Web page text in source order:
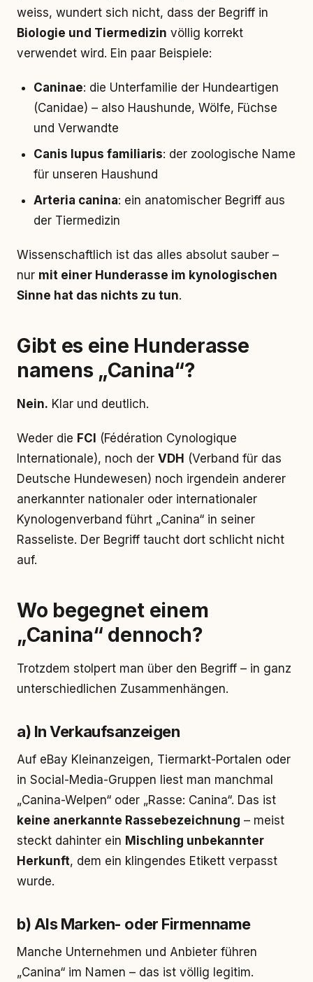
weiss, wundert sich nicht, dass der Begriff in
Biologie und Tiermedizin völlig korrekt
verwendet wird. Ein paar Beispiele:
Caninae: die Unterfamilie der Hundeartigen
(Canidae) – also Haushunde, Wölfe, Füchse
und Verwandte
Canis lupus familiaris: der zoologische Name
für unseren Haushund
Arteria canina: ein anatomischer Begriff aus
der Tiermedizin
Wissenschaftlich ist das alles absolut sauber –
nur mit einer Hunderasse im kynologischen
Sinne hat das nichts zu tun.
Gibt es eine Hunderasse
namens „Canina“?
Nein. Klar und deutlich.
Weder die FCI
(Fédération Cynologique
Internationale), noch der VDH (Verband für das
Deutsche Hundewesen) noch irgendein anderer
anerkannter nationaler oder internationaler
Kynologenverband führt „Canina“ in seiner
Rasseliste. Der Begriff taucht dort schlicht nicht
auf.
Wo begegnet einem
„Canina“ dennoch?
Trotzdem stolpert man über den Begriff – in ganz
unterschiedlichen Zusammenhängen.
a) In Verkaufsanzeigen
Auf eBay Kleinanzeigen, Tiermarkt-Portalen oder
in Social-Media-Gruppen liest man manchmal
„Canina-Welpen“ oder „Rasse: Canina“. Das ist
keine anerkannte Rassebezeichnung – meist
steckt dahinter ein Mischling unbekannter
Herkunft, dem ein klingendes Etikett verpasst
wurde.
b) Als Marken- oder Firmenname
Manche Unternehmen und Anbieter führen
„Canina“ im Namen – das ist völlig legitim.